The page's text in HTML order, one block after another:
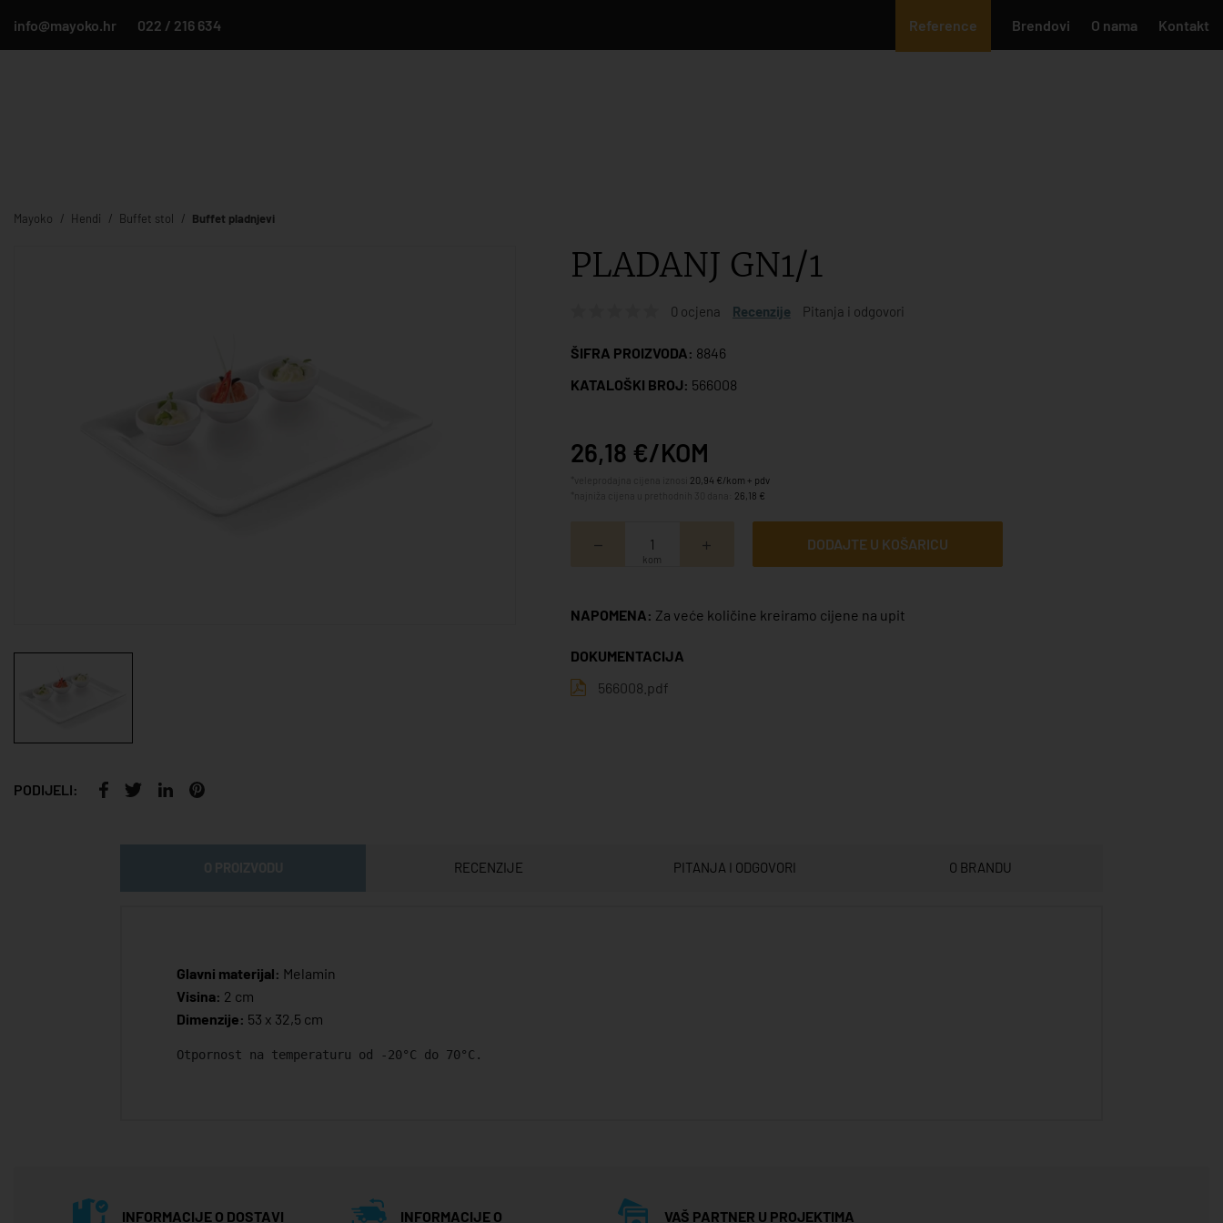
info@mayoko.hr 022 / 216 634 Reference Brendovi O nama Kontakt
Mayoko Hendi Buffet stol Buffet pladnjevi
PODIJELI:
PLADANJ GN1/1
0 ocjena Recenzije Pitanja i odgovori
ŠIFRA PROIZVODA: 8846
KATALOŠKI BROJ: 566008
26,18 €/KOM
20,94 €/kom + pdv
26,18 €
kom
DODAJTE U KOŠARICU
NAPOMENA: Za veće količine kreiramo cijene na upit
DOKUMENTACIJA
566008.pdf
RECENZIJE PITANJA I ODGOVORI O BRANDU
Glavni materijal: Melamin
Visina: 2 cm
Dimenzije: 53 x 32,5 cm
Otpornost na temperaturu od -20°C do 70°C.
INFORMACIJE O DOSTAVI
INFORMACIJE O
VAŠ PARTNER U PROJEKTIMA